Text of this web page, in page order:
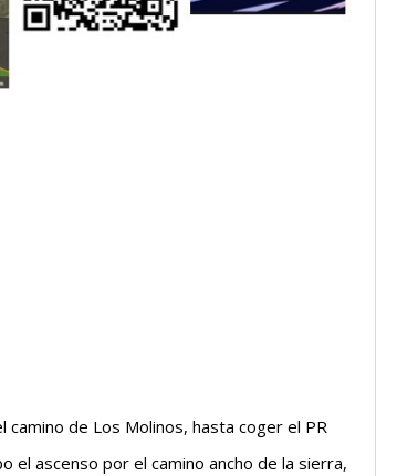
camino de Los Molinos, hasta coger el PR
el ascenso por el camino ancho de la sierra,